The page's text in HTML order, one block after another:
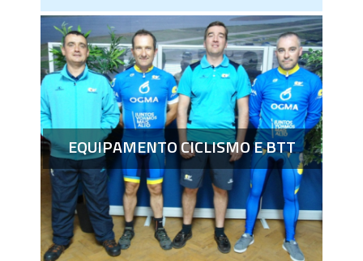
EQUIPAMENTO CICLISMO E BTT